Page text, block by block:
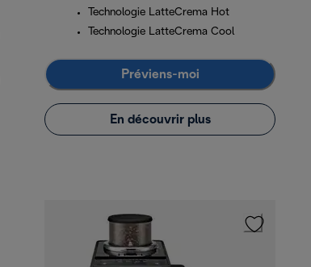
Technologie LatteCrema Hot
Technologie LatteCrema Cool
Préviens-moi
En découvrir plus